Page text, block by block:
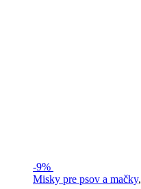
-9%
Misky pre psov a mačky,